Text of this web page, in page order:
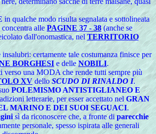
in qualche modo risulta segnalata e sottolineata
concentra allePAGINE 37 - 38(anche se
dall'onomastica, nel TERRITORIO
insalubri: certamente tale costumanza finisce per
BORGHESI e delleNOBILI.
una MODA che rende tutti sempre più
XVdelloSCUDO DI RINALDO I.
POLEMISMO ANTISTIGLIANEO E
letterarie, per esser accettato nelGRAN
MARINO E DEI SUOI SEGUACI.
sì da riconoscere che, a fronte diparecchie
personale, spesso ispirata alle generali